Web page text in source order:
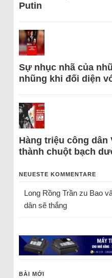
Putin
Sự nhục nhã của
nhũng khi đối diện
Hàng triệu công dân
thành chuột bạch
NEUESTE KOMMENTARE
Long Rồng Trầnzu Bao
dân sẽ thắng
BÀI MỚI